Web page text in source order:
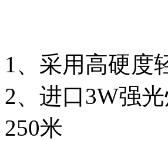
1、采用高硬度
2、进口3W强
250米